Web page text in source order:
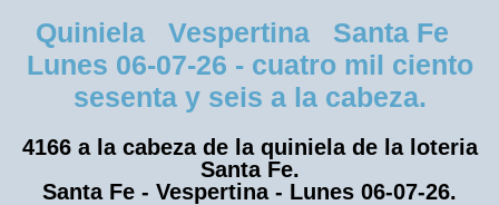
Quiniela Vespertina Santa Fe
Lunes 06-07-26 - cuatro mil ciento
sesenta y seis a la cabeza.
4166 a la cabeza de la quiniela de la loteria
Santa Fe.
Santa Fe - Vespertina - Lunes 06-07-26.